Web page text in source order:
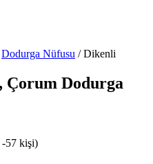
Dodurga Nüfusu /Dikenli
Çorum Dodurga
-57 kişi)